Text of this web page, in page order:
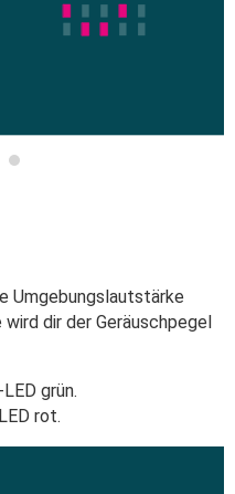
Umgebungslautstärke
dir der Geräuschpegel
grün.
rot.